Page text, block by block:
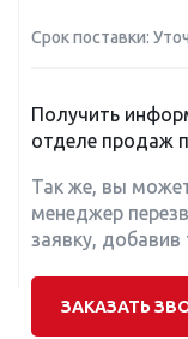
Срок поставки:
Получить
отделе продаж
Так же, вы
менеджер
заявку, добавив
ЗАКАЗАТЬ